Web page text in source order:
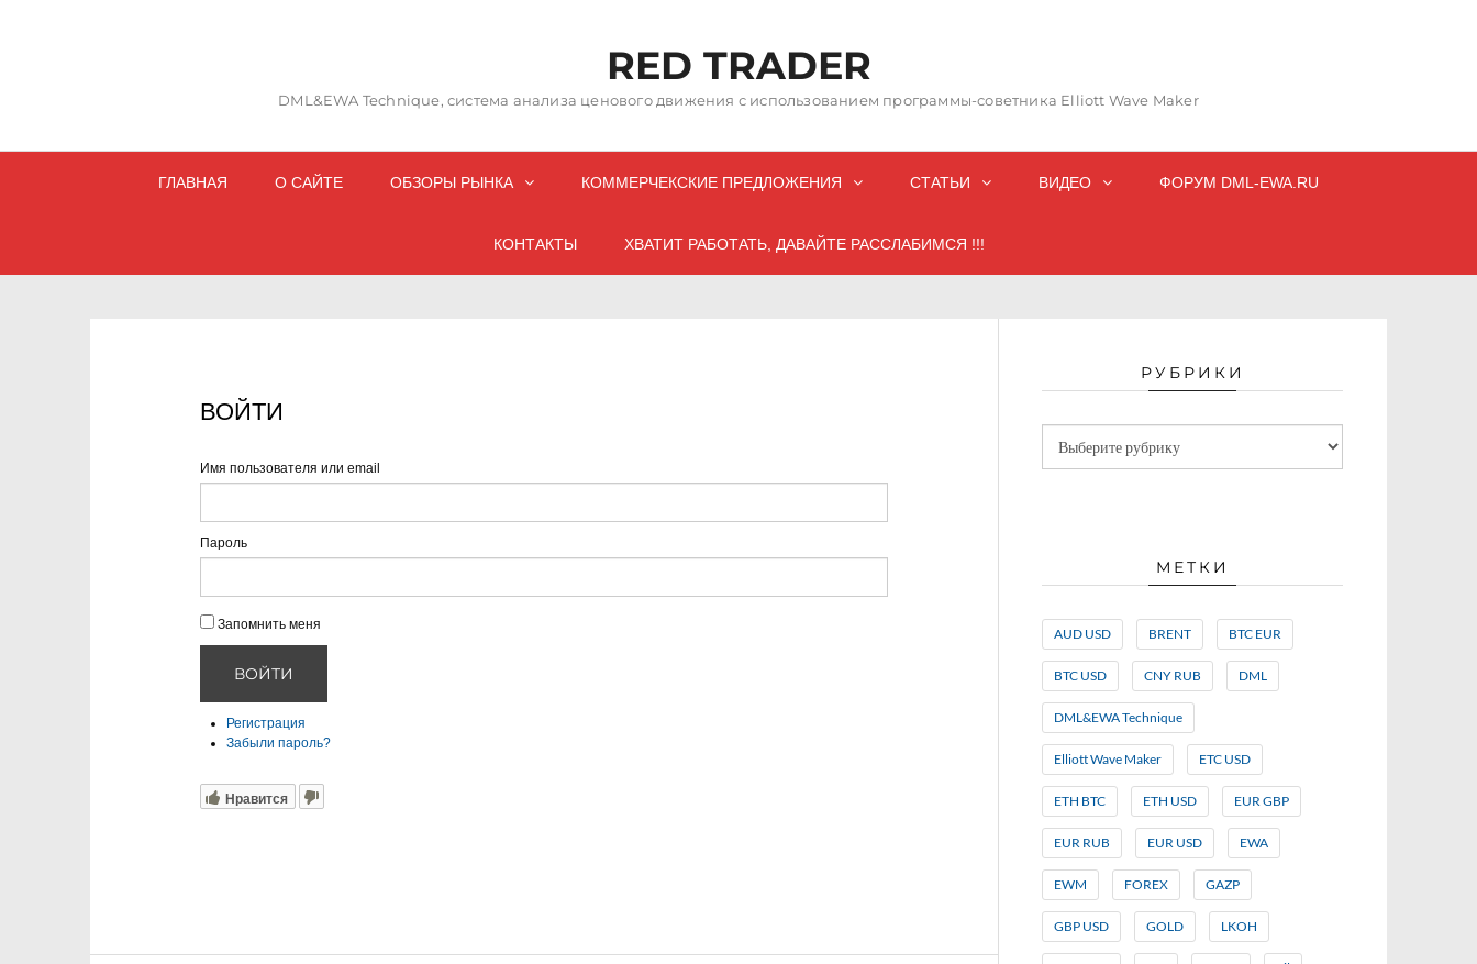
RED TRADER
DML&EWA Technique, система анализа ценового движения с использованием программы-советника Elliott Wave Maker
ГЛАВНАЯ О САЙТЕ ОБЗОРЫ РЫНКА КОММЕРЧЕКСКИЕ ПРЕДЛОЖЕНИЯ СТАТЬИ ВИДЕО ФОРУМ DML-EWA.RU
КОНТАКТЫ ХВАТИТ РАБОТАТЬ, ДАВАЙТЕ РАССЛАБИМСЯ !!!
ВОЙТИ
Имя пользователя или email
Пароль
Запомнить меня
ВОЙТИ
Регистрация
Забыли пароль?
Нравится
РУБРИКИ
МЕТКИ
AUD USD BRENT BTC EUR
BTC USD CNY RUB DML
DML&EWA Technique
Elliott Wave Maker ETC USD
ETH BTC ETH USD EUR GBP
EUR RUB EUR USD EWA
EWM FOREX GAZP
GBP USD GOLD LKOH